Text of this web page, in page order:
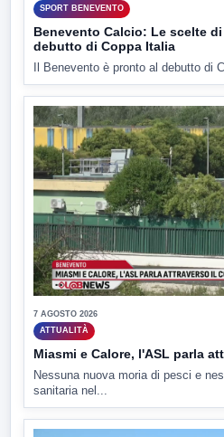
SPORT BENEVENTO
Benevento Calcio: Le scelte
debutto di Coppa Italia
Il Benevento è pronto al debutto di
7 AGOSTO 2026
ATTUALITÀ
Miasmi e Calore, l'ASL parla
Nessuna nuova moria di pesci e
sanitaria nel...